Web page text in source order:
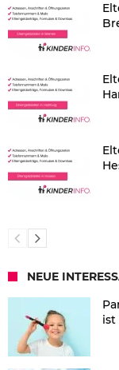
NEUE
ist